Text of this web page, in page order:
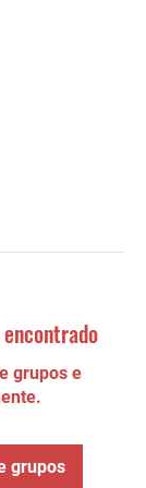
grupos e
grupos